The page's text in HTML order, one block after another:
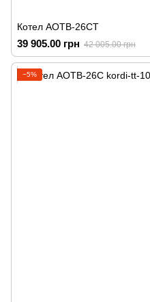
Котел АОТВ-26СТ
39 905.00 грн 42 005.00 грн
−5%